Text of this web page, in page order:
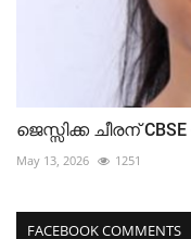
ജെസ്സിക്ക ചീരന്
May 13, 2026 1251
FACEBOOK COMMENTS